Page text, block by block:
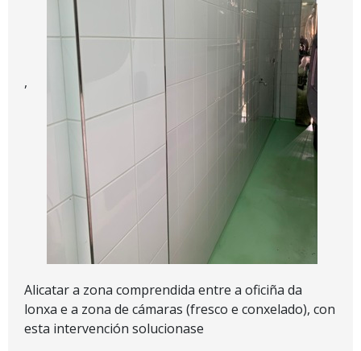
,
Alicatar a zona comprendida entre a oficiña da
lonxa e a zona de cámaras (fresco e conxelado), con
esta intervención solucionase